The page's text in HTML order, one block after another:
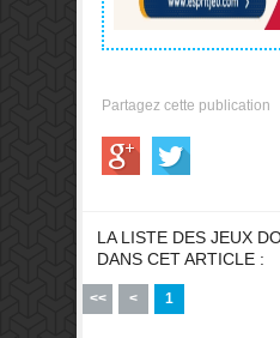
Partagez cette publication
LA LISTE DES JEUX
DANS CET ARTICLE :
<< < 1